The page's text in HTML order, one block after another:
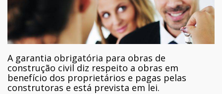
A garantia obrigatória para obras de
construção civil diz respeito a obras em
benefício dos proprietários e pagas pelas
construtoras e está prevista em lei.